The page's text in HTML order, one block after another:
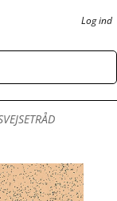
Log ind